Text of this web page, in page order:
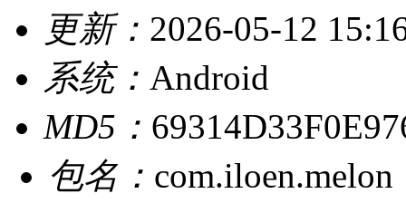
更新： 2026-05-12
系统： Android
MD5：
包名： com.iloen.melon